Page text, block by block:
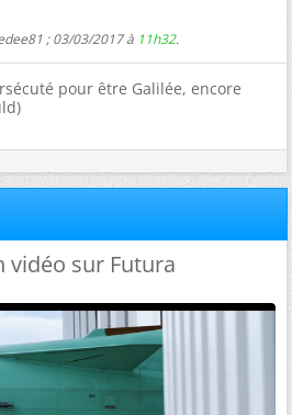
; 03/03/2017 à 11h32.
pour être Galilée, encore
vidéo sur Futura